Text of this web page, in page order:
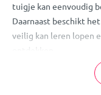
tuigje kan eenvoudig
Daarnaast beschikt
veilig kan leren lopen
Dit veiligheidstuigje